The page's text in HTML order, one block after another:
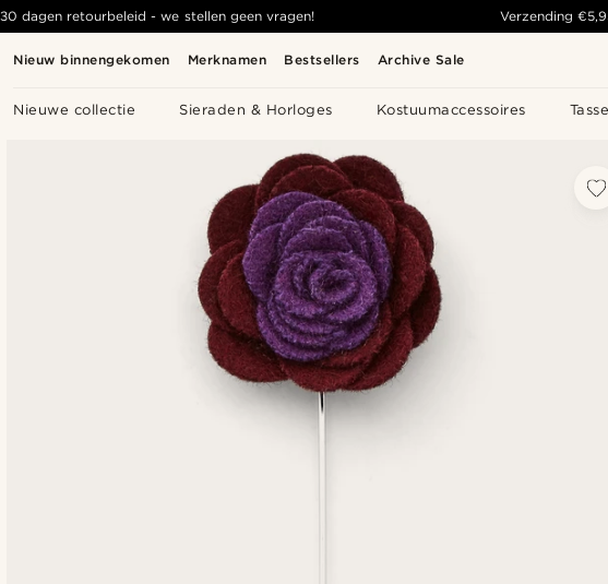
Nieuw binnengekomen Merknamen Bestsellers Archive Sale
Nieuwe collectie Sieraden & Horloges Kostuumaccessoires
30 dagen retourbeleid - we stellen geen vragen! Verzending